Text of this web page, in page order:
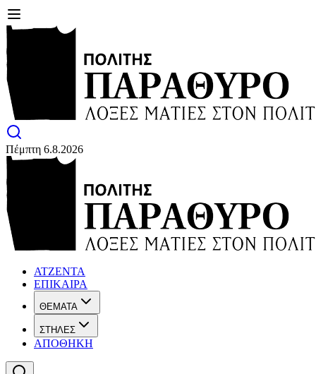
Πέμπτη 6.8.2026
ΑΤΖΕΝΤΑ
ΕΠΙΚΑΙΡΑ
ΘΕΜΑΤΑ
ΣΤΗΛΕΣ
ΑΠΟΘΗΚΗ